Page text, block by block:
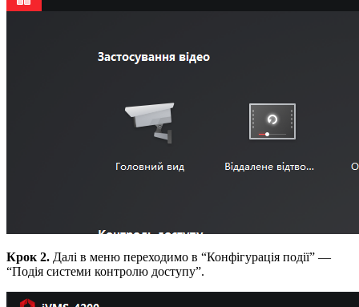
Крок 2. Далі в меню переходимо в “Конфігурація події” —
“Подія системи контролю доступу”.